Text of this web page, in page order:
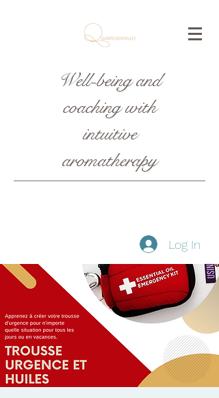
Well-being and
coaching with
intuitive
aromatherapy
Log In